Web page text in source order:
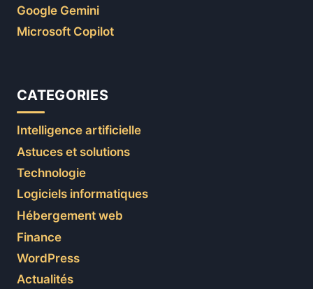
Google Gemini
Microsoft Copilot
CATEGORIES
Intelligence artificielle
Astuces et solutions
Technologie
Logiciels informatiques
Hébergement web
Finance
WordPress
Actualités